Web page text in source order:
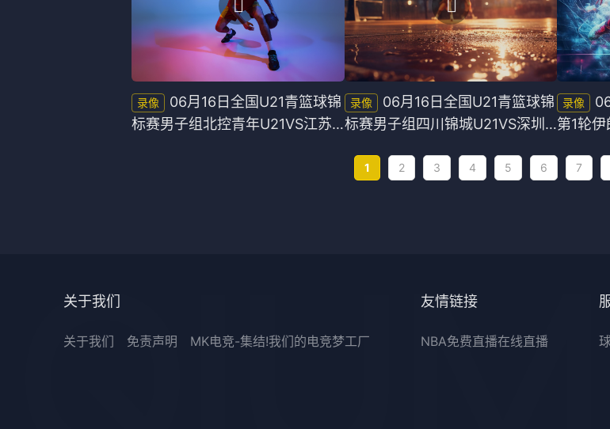
06月16日全国U21青篮球锦
标赛男子组北控青年U21VS江苏
06月16日全国U21青篮球锦
标赛男子组四川锦城U21VS深圳
第1轮
1 2 3 4 5 6 7
关于我们
关于我们 免责声明 MK电竞-集结!我们的电竞梦工厂
友情链接
NBA免费直播在线直播